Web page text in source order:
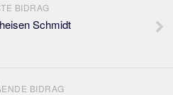
BIDRAG
Schmidt
BIDRAG